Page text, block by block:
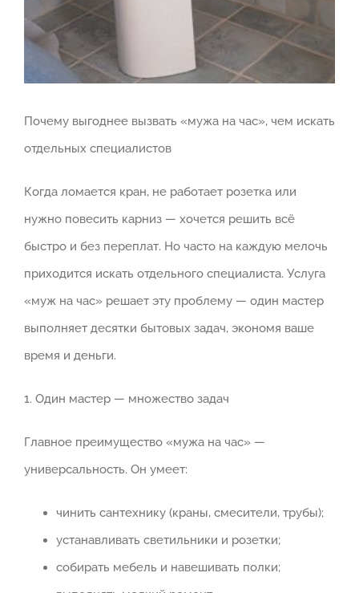
Почему выгоднее вызвать «мужа на час», чем искать
отдельных специалистов
Когда ломается кран, не работает розетка или
нужно повесить карниз — хочется решить всё
быстро и без переплат. Но часто на каждую мелочь
приходится искать отдельного специалиста. Услуга
«муж на час» решает эту проблему — один мастер
выполняет десятки бытовых задач, экономя ваше
время и деньги.
1. Один мастер — множество задач
Главное преимущество «мужа на час» —
универсальность. Он умеет:
чинить сантехнику (краны, смесители, трубы);
устанавливать светильники и розетки;
собирать мебель и навешивать полки;